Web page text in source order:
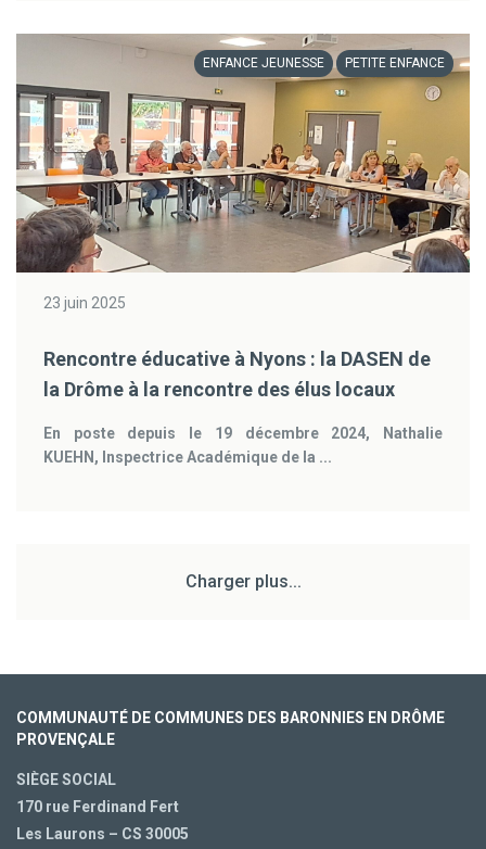
ENFANCE JEUNESSE PETITE ENFANCE
23 juin 2025
Rencontre éducative à Nyons : la DASEN de
la Drôme à la rencontre des élus locaux
En poste depuis le 19 décembre 2024, Nathalie
KUEHN, Inspectrice Académique de la ...
Charger plus...
COMMUNAUTÉ DE COMMUNES DES BARONNIES EN DRÔME
PROVENÇALE
SIÈGE SOCIAL
170 rue Ferdinand Fert
Les Laurons – CS 30005